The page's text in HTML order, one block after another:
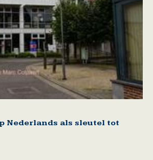
Nederlands als sleutel tot